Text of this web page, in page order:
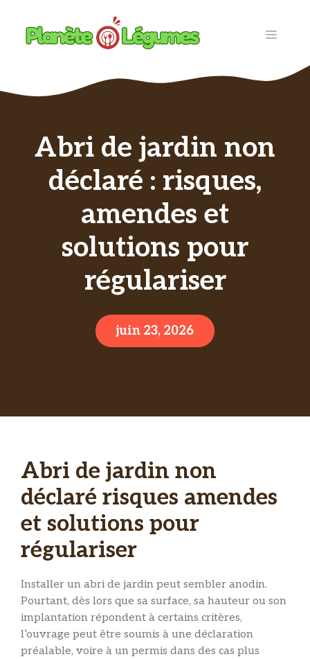
contenu
MENU
Abri de jardin non
déclaré : risques,
amendes et
solutions pour
régulariser
juin 23, 2026
Abri de jardin non
déclaré risques amendes
et solutions pour
régulariser
Installer un abri de jardin peut sembler anodin.
Pourtant, dès lors que sa surface, sa hauteur ou son
implantation répondent à certains critères,
l’ouvrage peut être soumis à une déclaration
préalable, voire à un permis dans des cas plus